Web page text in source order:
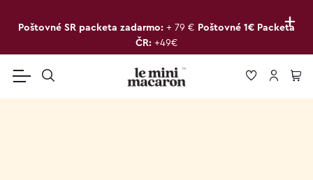
+
Poštovné SR packeta zadarmo: + 79 € Poštovné 1€ Packeta
ČR: +49€